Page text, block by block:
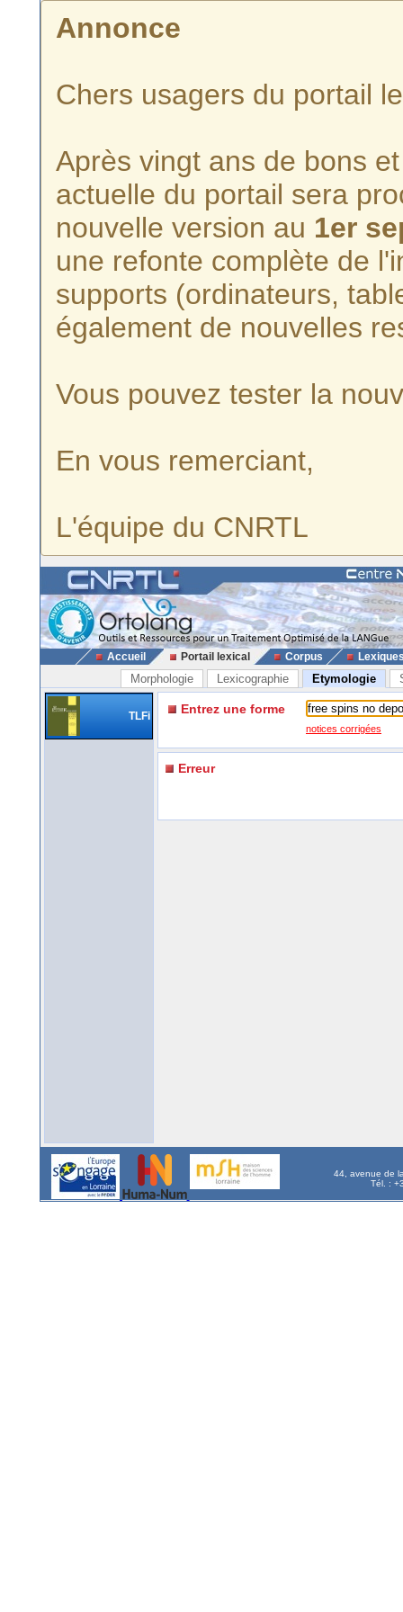
Annonce
Chers usagers du portail
Après vingt ans de bons
actuelle du portail sera
nouvelle version au 1er
une refonte complète de
supports (ordinateurs,
également de nouvelles
Vous pouvez tester la
En vous remerciant,
L'équipe du CNRTL
Accueil Portail lexical Corpus
Morphologie Lexicographie Etymologie
TLFi Entrez une forme
notices corrigées
Erreur
44, avenue de
Tél. :